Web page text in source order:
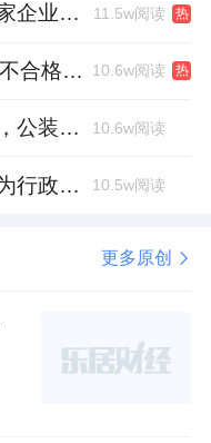
藏在家居供应链深处，这家企业正在悄悄转型 11.5w阅读 热
重庆抽检44批次照明电器不合格，木林森全资子公司被点名 10.6w阅读 热
金螳螂二季度新签单59亿，公装业务贡献逾八成 10.6w阅读
恒隆集团委任56岁蔡德粦为行政总裁、年薪2052万港元，曾任星巴克中国CEO 10.5w阅读
更多原创